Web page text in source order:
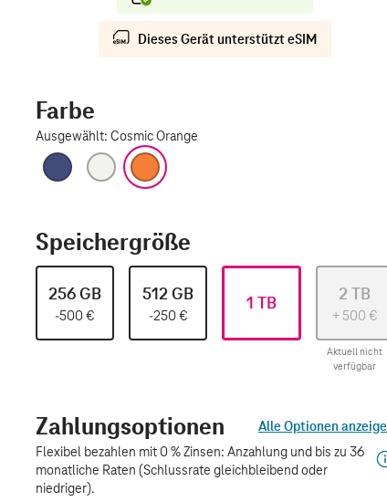
Dieses Gerät unterstützt eSIM
Farbe
Ausgewählt: Cosmic Orange
Tiefblau Silber
Speichergröße
256 GB
-500 €
512 GB
-250 €
1 TB 2 TB
+ 500 €
Aktuell nicht
verfügbar
Zahlungsoptionen
Alle Optionen
Flexibel bezahlen mit 0 % Zinsen: Anzahlung und bis zu 36
monatliche Raten (Schlussrate gleichbleibend oder
niedriger).